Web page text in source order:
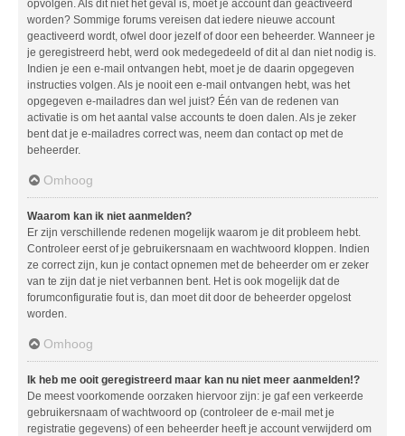
opvolgen. Als dit niet het geval is, moet je account dan geactiveerd
worden? Sommige forums vereisen dat iedere nieuwe account
geactiveerd wordt, ofwel door jezelf of door een beheerder. Wanneer je
je geregistreerd hebt, werd ook medegedeeld of dit al dan niet nodig is.
Indien je een e-mail ontvangen hebt, moet je de daarin opgegeven
instructies volgen. Als je nooit een e-mail ontvangen hebt, was het
opgegeven e-mailadres dan wel juist? Één van de redenen van
activatie is om het aantal valse accounts te doen dalen. Als je zeker
bent dat je e-mailadres correct was, neem dan contact op met de
beheerder.
Omhoog
Waarom kan ik niet aanmelden?
Er zijn verschillende redenen mogelijk waarom je dit probleem hebt.
Controleer eerst of je gebruikersnaam en wachtwoord kloppen. Indien
ze correct zijn, kun je contact opnemen met de beheerder om er zeker
van te zijn dat je niet verbannen bent. Het is ook mogelijk dat de
forumconfiguratie fout is, dan moet dit door de beheerder opgelost
worden.
Omhoog
Ik heb me ooit geregistreerd maar kan nu niet meer aanmelden!?
De meest voorkomende oorzaken hiervoor zijn: je gaf een verkeerde
gebruikersnaam of wachtwoord op (controleer de e-mail met je
registratie gegevens) of een beheerder heeft je account verwijderd om